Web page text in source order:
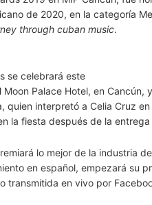
de 2020, en la categoría
through cuban music.
se celebrará este
Moon Palace Hotel, en Cancún,
quien interpretó a Celia Cruz
la fiesta después de la
lo mejor de la industria
en español, empezará su
transmitida en vivo por